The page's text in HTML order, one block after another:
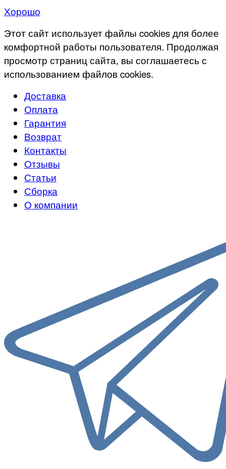
Хорошо
Этот сайт использует файлы cookies для более
комфортной работы пользователя. Продолжая
просмотр страниц сайта, вы соглашаетесь с
использованием файлов cookies.
Доставка
Оплата
Гарантия
Возврат
Контакты
Отзывы
Статьи
Сборка
О компании